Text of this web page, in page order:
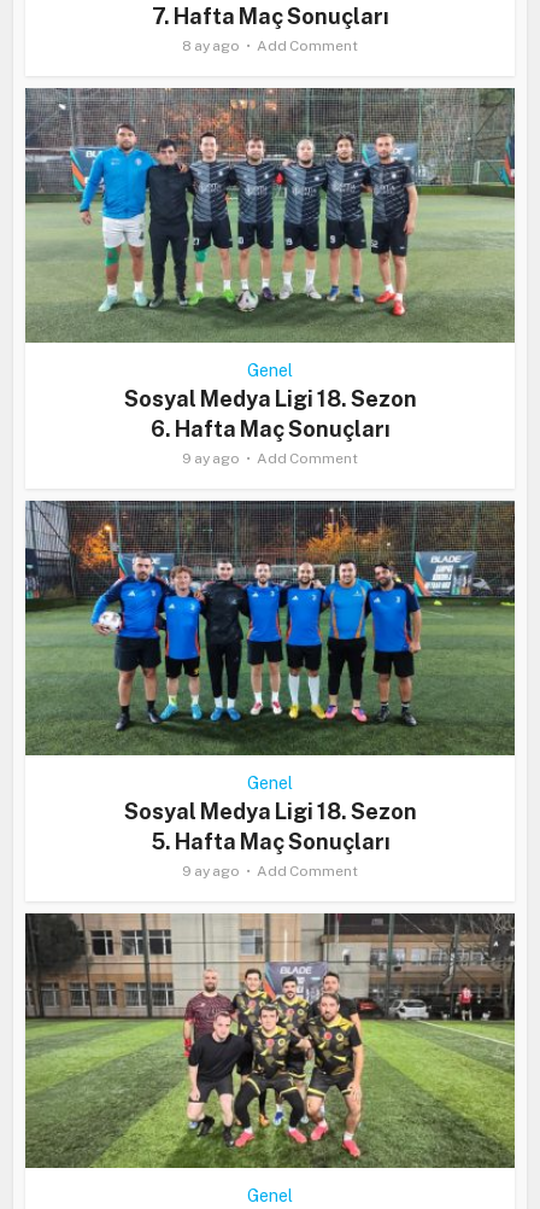
7. Hafta Maç Sonuçları
8 ay ago Add Comment
Genel
Sosyal Medya Ligi 18. Sezon
6. Hafta Maç Sonuçları
9 ay ago Add Comment
Genel
Sosyal Medya Ligi 18. Sezon
5. Hafta Maç Sonuçları
9 ay ago Add Comment
Genel